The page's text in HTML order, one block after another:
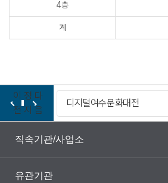
4층
계
이
전
정
지
다
음
디지털여수문화대전
직속기관/사업소
유관기관